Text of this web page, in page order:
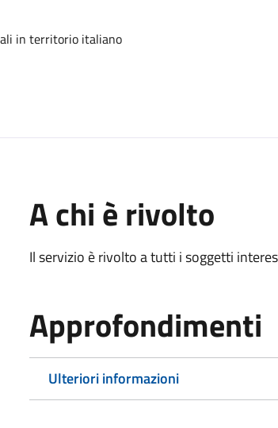
in territorio italiano
A chi è rivolto
Il servizio è rivolto a tutti i soggetti
Approfondimenti
Ulteriori informazioni